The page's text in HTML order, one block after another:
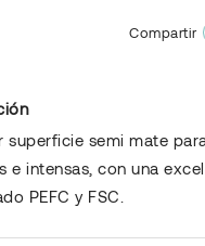
Compartir
superficie semi mate
e intensas, con una
PEFC y FSC.